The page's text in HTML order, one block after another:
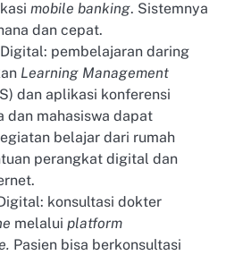
mobile banking. Sistemnya
dan cepat.
pembelajaran daring
Learning Management
dan aplikasi konferensi
dan mahasiswa dapat
belajar dari rumah
perangkat digital dan
konsultasi dokter
melalui platform
Pasien bisa berkonsultasi